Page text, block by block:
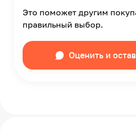
Это поможет другим
правильный выбор.
Оценить и